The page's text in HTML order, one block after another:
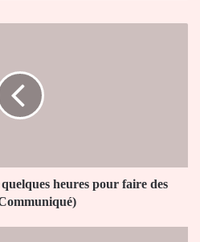
heures pour faire des